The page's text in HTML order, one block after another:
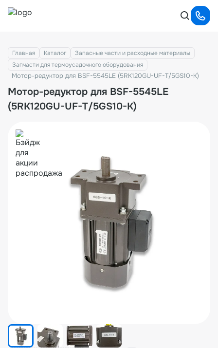
Главная Каталог
Запасные части и расходные материалы
Запчасти для термоусадочного оборудования
Мотор-редуктор для BSF-5545LE (5RK120GU-UF-T/5GS10-K)
Мотор-редуктор для BSF-5545LE
(5RK120GU-UF-T/5GS10-K)